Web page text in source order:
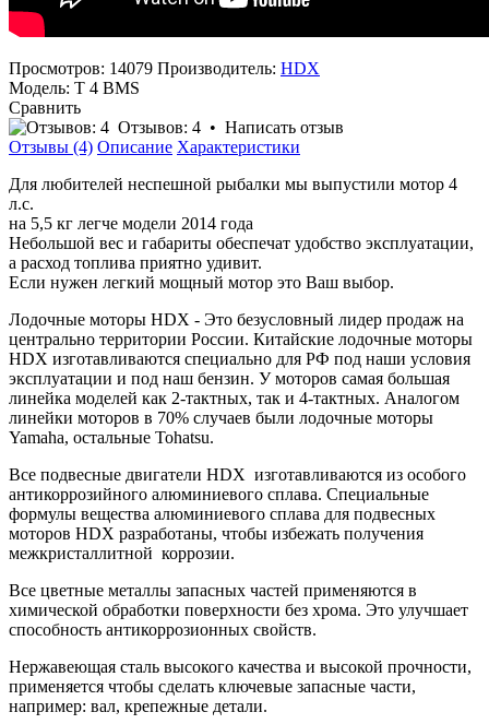
Просмотров: 14079 Производитель: HDX
Модель: T 4 BMS
Сравнить
Отзывов: 4 • Написать отзыв
Отзывы (4) Описание Характеристики
Для любителей неспешной рыбалки мы выпустили мотор 4
л.с.
на 5,5 кг легче модели 2014 года
Небольшой вес и габариты обеспечат удобство эксплуатации,
а расход топлива приятно удивит.
Если нужен легкий мощный мотор это Ваш выбор.
Лодочные моторы HDX - Это безусловный лидер продаж на
центрально территории России. Китайские лодочные моторы
HDX изготавливаются специально для РФ под наши условия
эксплуатации и под наш бензин. У моторов самая большая
линейка моделей как 2-тактных, так и 4-тактных. Аналогом
линейки моторов в 70% случаев были лодочные моторы
Yamaha, остальные Tohatsu.
Все подвесные двигатели HDX изготавливаются из особого
антикоррозийного алюминиевого сплава. Специальные
формулы вещества алюминиевого сплава для подвесных
моторов HDX разработаны, чтобы избежать получения
межкристаллитной коррозии.
Все цветные металлы запасных частей применяются в
химической обработки поверхности без хрома. Это улучшает
способность антикоррозионных свойств.
Нержавеющая сталь высокого качества и высокой прочности,
применяется чтобы сделать ключевые запасные части,
например: вал, крепежные детали.